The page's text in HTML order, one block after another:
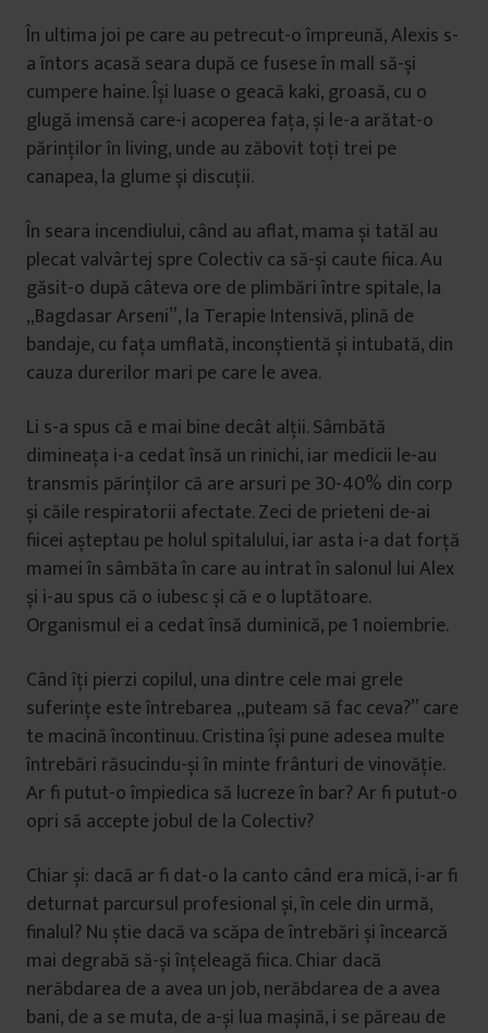
În ultima joi pe care au petrecut-o împreună, Alexis s-
a întors acasă seara după ce fusese în mall să-și
cumpere haine. Își luase o geacă kaki, groasă, cu o
glugă imensă care-i acoperea fața, și le-a arătat-o
părinților în living, unde au zăbovit toți trei pe
canapea, la glume și discuții.
În seara incendiului, când au aflat, mama și tatăl au
plecat valvârtej spre Colectiv ca să-și caute fiica. Au
găsit-o după câteva ore de plimbări între spitale, la
„Bagdasar Arseni”, la Terapie Intensivă, plină de
bandaje, cu fața umflată, inconștientă și intubată, din
cauza durerilor mari pe care le avea.
Li s-a spus că e mai bine decât alții. Sâmbătă
dimineața i-a cedat însă un rinichi, iar medicii le-au
transmis părinților că are arsuri pe 30-40% din corp
și căile respiratorii afectate. Zeci de prieteni de-ai
fiicei așteptau pe holul spitalului, iar asta i-a dat forță
mamei în sâmbăta în care au intrat în salonul lui Alex
și i-au spus că o iubesc și că e o luptătoare.
Organismul ei a cedat însă duminică, pe 1 noiembrie.
Când îți pierzi copilul, una dintre cele mai grele
suferințe este întrebarea „puteam să fac ceva?” care
te macină încontinuu. Cristina își pune adesea multe
întrebări răsucindu-și în minte frânturi de vinovăție.
Ar fi putut-o împiedica să lucreze în bar? Ar fi putut-o
opri să accepte jobul de la Colectiv?
Chiar și: dacă ar fi dat-o la canto când era mică, i-ar fi
deturnat parcursul profesional și, în cele din urmă,
finalul? Nu știe dacă va scăpa de întrebări și încearcă
mai degrabă să-și înțeleagă fiica. Chiar dacă
nerăbdarea de a avea un job, nerăbdarea de a avea
bani, de a se muta, de a-și lua mașină, i se păreau de